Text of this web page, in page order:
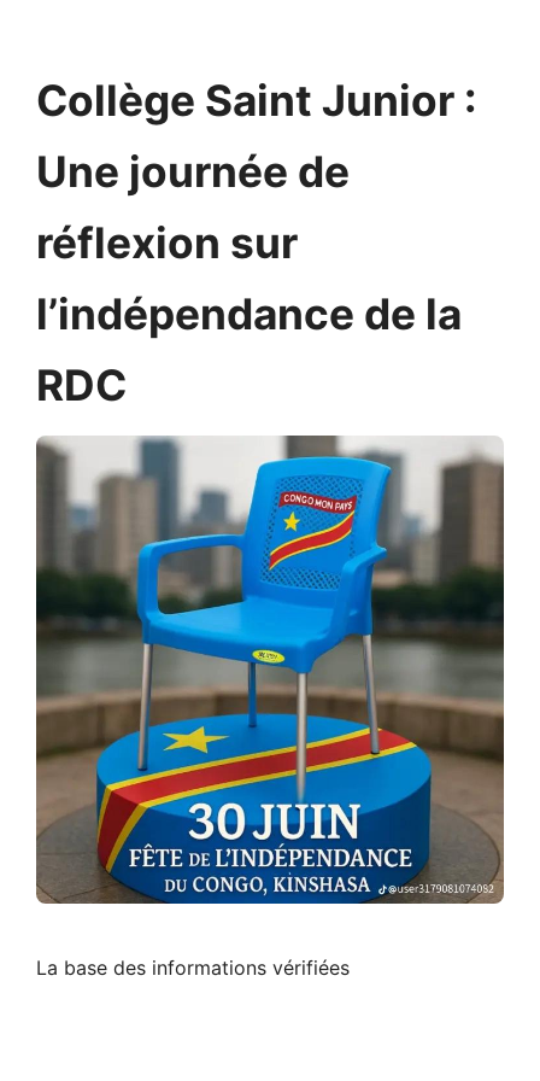
Collège Saint Junior :
Une journée de
réflexion sur
l’indépendance de la
RDC
La base des informations vérifiées